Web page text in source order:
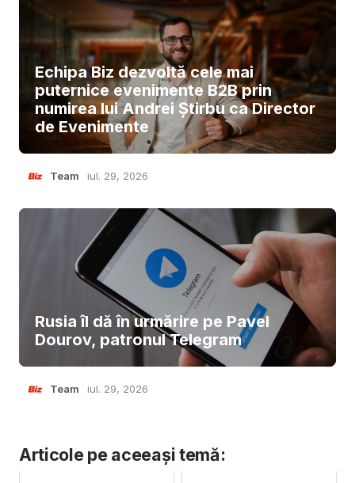
Echipa Biz dezvoltă cele mai
puternice evenimente B2B prin
numirea lui Andrei Știrbu ca Director
de Evenimente
Team iul. 29, 2026
Rusia îl dă în urmărire pe Pavel
Dourov, patronul Telegram
Team iul. 29, 2026
Articole pe aceeași temă: